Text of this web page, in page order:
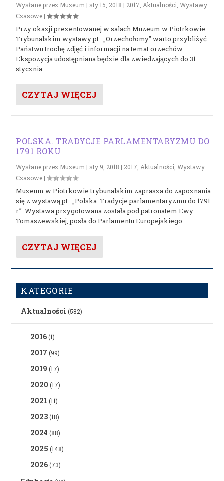
Wysłane przez Muzeum | sty 15, 2018 | 2017 Aktualności ,Wystawy
Czasowe |
Przy okazji prezentowanej w salach Muzeum w Piotrkowie
Trybunalskim wystawy pt.: „Orzechołomy” warto przybliżyć
Państwu trochę zdjęć i informacji na temat orzechów.
Ekspozycja udostępniana będzie dla zwiedzających do 31
stycznia...
CZYTAJ WIĘCEJ
POLSKA. TRADYCJE PARLAMENTARYZMU DO
1791 ROKU
Wysłane przez Muzeum | sty 9, 2018 | 2017 Aktualności ,Wystawy
Czasowe |
Muzeum w Piotrkowie trybunalskim zaprasza do zapoznania
się z wystawą pt.: „Polska. Tradycje parlamentaryzmu do 1791
r.” Wystawa przygotowana została pod patronatem Ewy
Tomaszewskiej, posła do Parlamentu Europejskiego....
CZYTAJ WIĘCEJ
KATEGORIE
Aktualności (582)
2016(1)
2017 (99)
2019 (17)
2020 (17)
2021 (11)
2023(18)
2024 (88)
2025 (148)
2026(73)